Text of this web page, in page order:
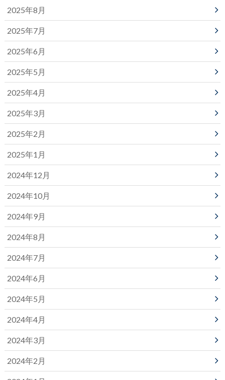
2025年8月
2025年7月
2025年6月
2025年5月
2025年4月
2025年3月
2025年2月
2025年1月
2024年12月
2024年10月
2024年9月
2024年8月
2024年7月
2024年6月
2024年5月
2024年4月
2024年3月
2024年2月